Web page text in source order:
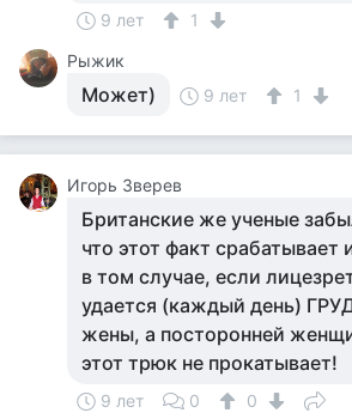
9 лет
1
Рыжик
Может) 9 лет 1
Игорь Зверев
Британские же ученые
что этот факт срабатывает
в том случае, если
удается (каждый день)
жены, а посторонней
этот трюк не прокатывает!
9 лет 0 0